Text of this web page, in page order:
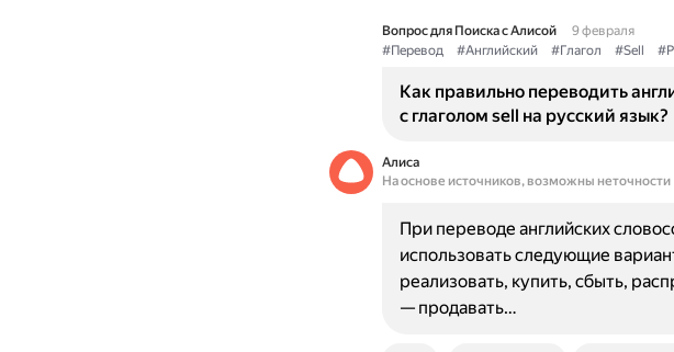
Вопрос для Поиска с Алисой
9 февраля
#Перевод
#Английский #Глагол #Sell
Как правильно переводить
с глаголом sell на русский язык?
Алиса
На основе источников, возможны неточности
При переводе английских
использовать следующие
реализовать, купить, сбыть,
— продавать…